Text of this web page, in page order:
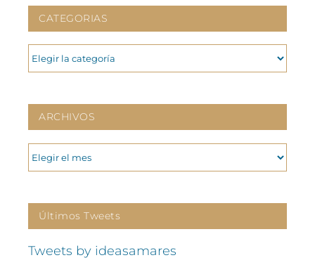
CATEGORIAS
CATEGORIAS
ARCHIVOS
ARCHIVOS
Últimos Tweets
Tweets by ideasamares